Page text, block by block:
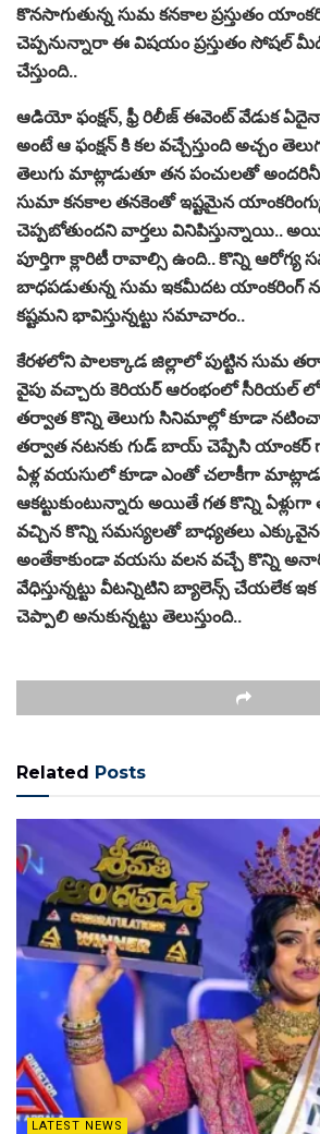
కొనసాగుతున్న సుమ కనకాల ప్రస్తుతం
చెప్పనున్నారా ఈ విషయం ప్రస్తుతం
చేస్తుంది..
ఆడియో ఫంక్షన్, ఫ్రీ రిలీజ్ ఈవెంట్ వేడుక
అంటే ఆ ఫంక్షన్ కి కల వచ్చేస్తుంది అచ్చం
తెలుగు మాట్లాడుతూ తన పంచులతో అందరినీ
సుమా కనకాల తనకెంతో ఇష్టమైన
చెప్పబోతుందని వార్తలు వినిపిస్తున్నాయి..
పూర్తిగా క్లారిటీ రావాల్సి ఉంది.. కొన్ని ఆరోగ్య
బాధపడుతున్న సుమ ఇకమీదట యాంకరింగ్
కష్టమని భావిస్తున్నట్టు సమాచారం..
కేరళలోని పాలక్కాడ జిల్లాలో పుట్టిన సుమ
వైపు వచ్చారు కెరియర్ ఆరంభంలో సీరియల్
తర్వాత కొన్ని తెలుగు సినిమాల్లో కూడా
తర్వాత నటనకు గుడ్ బాయ్ చెప్పేసి
ఏళ్ల వయసులో కూడా ఎంతో చలాకీగా
ఆకట్టుకుంటున్నారు అయితే గత కొన్ని
వచ్చిన కొన్ని సమస్యలతో బాధ్యతలు
అంతేకాకుండా వయసు వలన వచ్చే కొన్ని
వేధిస్తున్నట్టు వీటన్నిటిని బ్యాలెన్స్ చేయలేక
చెప్పాలి అనుకున్నట్టు తెలుస్తుంది..
Related Posts
LATEST NEWS